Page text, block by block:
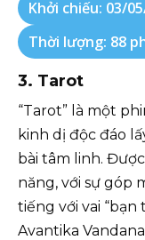
Khởi chiếu: 03/
Thời lượng: 88
3. Tarot
“Tarot” là một
kinh dị độc đáo
bài tâm linh.
năng, với sự góp
tiếng với vai “bạn
Avantika